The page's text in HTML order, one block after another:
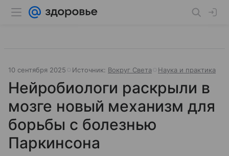
10 сентября 2025 Источник: Вокруг Света Наука и практика
Нейробиологи раскрыли в
мозге новый механизм для
борьбы с болезнью
Паркинсона